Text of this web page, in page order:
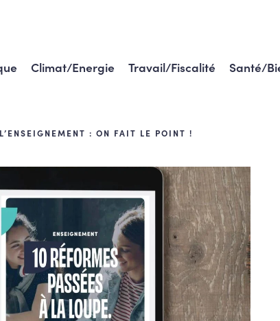
Climat/Energie Travail/Fiscalité Santé/
: ON FAIT LE POINT !